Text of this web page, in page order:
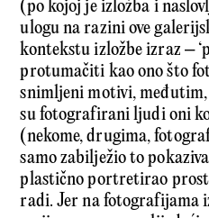
(po kojoj je izložba i
ulogu na razini ove
kontekstu izložbe izraz –
protumačiti kao ono što
snimljeni motivi, međutim,
su fotografirani ljudi oni
(nekome, drugima,
samo zabilježio to
plastično portretirao
radi. Jer na fotografijama